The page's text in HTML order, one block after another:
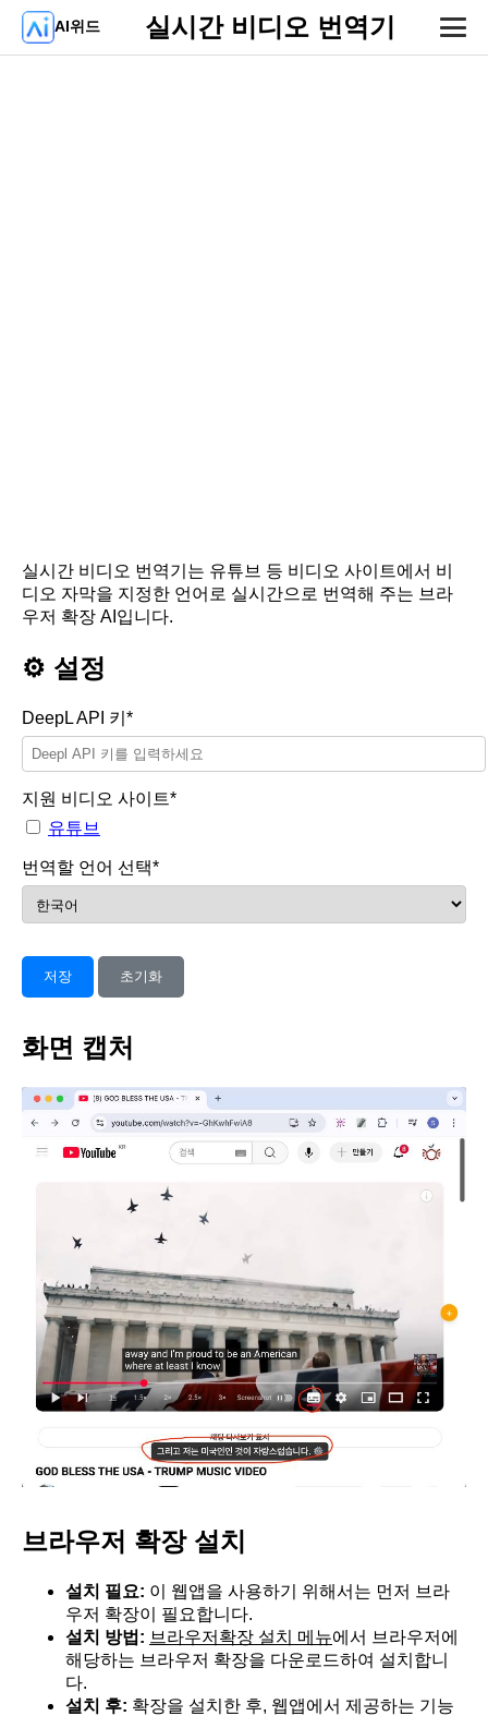
AI위드 실시간 비디오 번역기
실시간 비디오 번역기는 유튜브 등 비디오 사이트에서 비
디오 자막을 지정한 언어로 실시간으로 번역해 주는 브라
우저 확장 AI입니다.
⚙️ 설정
DeepL API 키*
지원 비디오 사이트*
유튜브
번역할 언어 선택*
저장 초기화
화면 캡처
브라우저 확장 설치
설치 필요: 이 웹앱을 사용하기 위해서는 먼저 브라
우저 확장이 필요합니다.
설치 방법: 브라우저확장 설치 메뉴에서 브라우저에
해당하는 브라우저 확장을 다운로드하여 설치합니
다.
설치 후: 확장을 설치한 후, 웹앱에서 제공하는 기능